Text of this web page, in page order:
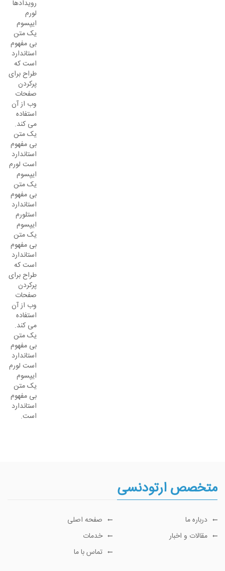
رویدادها
لورم
ایپسوم
یک متن
بی مفهوم
استاندارد
است که
طراح برای
پرکردن
صفحات
وب از آن
استفاده
می کند.
یک متن
بی مفهوم
استاندارد
است لورم
ایپسوم
یک متن
بی مفهوم
استاندارد
استلورم
ایپسوم
یک متن
بی مفهوم
استاندارد
است که
طراح برای
پرکردن
صفحات
وب از آن
استفاده
می کند.
یک متن
بی مفهوم
استاندارد
است لورم
ایپسوم
یک متن
بی مفهوم
استاندارد
است.
متخصص ارتودنسی
صفحه اصلی
درباره ما
خدمات
مقالات و اخبار
تماس با ما